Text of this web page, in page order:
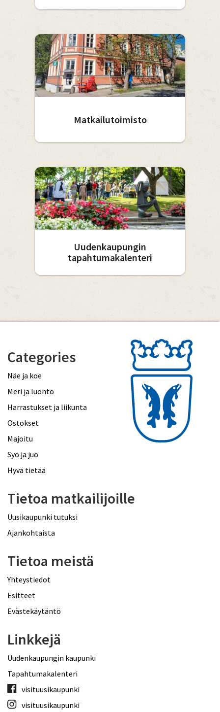
Matkailutoimisto
Uudenkaupungin
tapahtumakalenteri
Categories
Näe ja koe
Meri ja luonto
Harrastukset ja liikunta
Ostokset
Majoitu
Syö ja juo
Hyvä tietää
Tietoa matkailijoille
Uusikaupunki tutuksi
Ajankohtaista
Tietoa meistä
Yhteystiedot
Esitteet
Evästekäytäntö
Linkkejä
Uudenkaupungin kaupunki
Tapahtumakalenteri
visituusikaupunki
visituusikaupunki